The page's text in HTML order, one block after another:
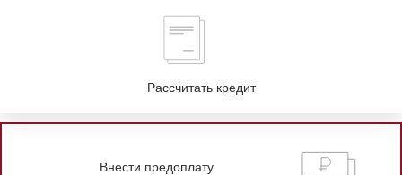
Рассчитать кредит
Внести предоплату